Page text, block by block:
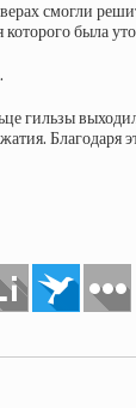
смогли
была
гильзы